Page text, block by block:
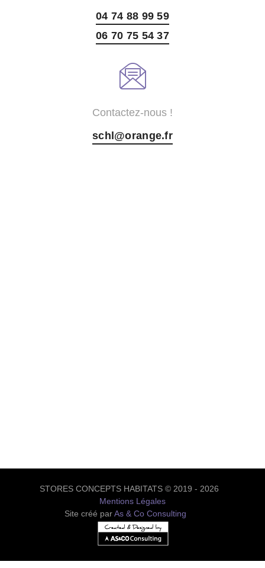
04 74 88 99 59
06 70 75 54 37
Contactez-nous !
schl@orange.fr
STORES CONCEPTS HABITATS © 2019 - 2026
Mentions Légales
Site créé parAs & Co Consulting